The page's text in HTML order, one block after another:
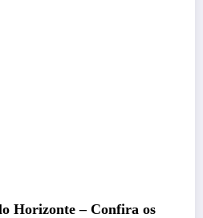
Horizonte – Confira os